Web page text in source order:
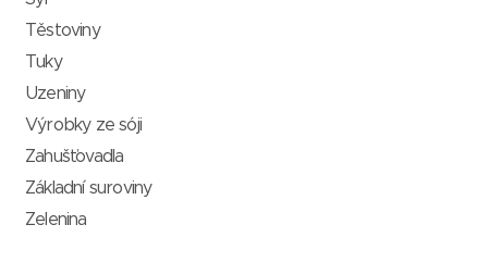
Těstoviny
Tuky
Uzeniny
Výrobky ze sóji
Zahušťovadla
Základní suroviny
Zelenina